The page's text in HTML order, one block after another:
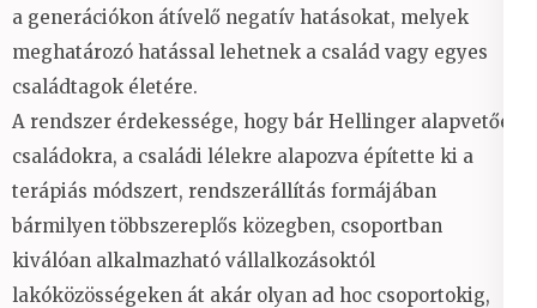
a generációkon átívelő negatív hatásokat, melyek
meghatározó hatással lehetnek a család vagy egyes
családtagok életére.
A rendszer érdekessége, hogy bár Hellinger alapvetően
családokra, a családi lélekre alapozva építette ki a
terápiás módszert, rendszerállítás formájában
bármilyen többszereplős közegben, csoportban
kiválóan alkalmazható vállalkozásoktól
lakóközösségeken át akár olyan ad hoc csoportokig,